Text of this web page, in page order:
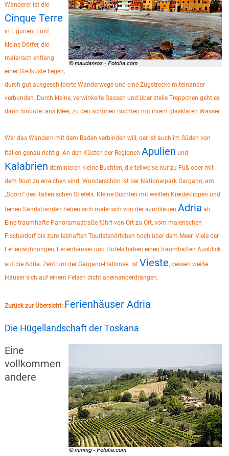
Wanderer ist die
Cinque Terre
in Ligurien. Fünf
kleine Dörfer, die
malerisch entlang
einer Steilküste liegen,
durch gut ausgeschilderte Wanderwege und eine Zugstrecke miteinander
verbunden. Durch kleine, verwinkelte Gassen und über steile Treppchen geht es
dann hinunter ans Meer, zu den schönen Buchten mit ihrem glasklaren Wasser.
Wer das Wandern mit dem Baden verbinden will, der ist auch im Süden von
Italien genau richtig. An den Küsten der Regionen Apulien und
Kalabrien dominieren kleine Buchten, die teilweise nur zu Fuß oder mit
dem Boot zu erreichen sind. Wunderschön ist der Nationalpark Gargano, am
„Sporn“ des italienischen Stiefels. Kleine Buchten mit weißen Kreideklippen und
feinen Sandstränden heben sich malerisch von der azurblauen Adria ab.
Eine traumhafte Panoramastraße führt von Ort zu Ort, vom malerischen
Fischerdorf bis zum lebhaften Touristenörtchen hoch über dem Meer. Viele der
Ferienwohnungen, Ferienhäuser und Hotels haben einen traumhaften Ausblick
auf die Adria. Zentrum der Gargano-Halbinsel ist Vieste, dessen weiße
Häuser sich auf einem Felsen dicht aneinanderdrängen.
Zurück zur Übersicht: Ferienhäuser Adria
Die Hügellandschaft der Toskana
Eine
vollkommen
andere